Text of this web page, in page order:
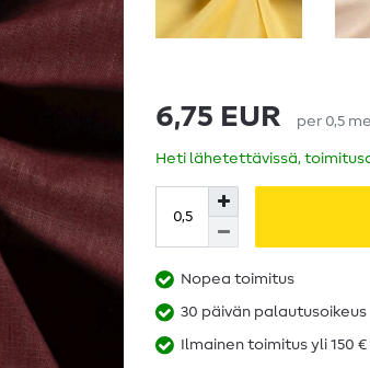
6,75 EUR per 0,5
Heti lähetettävissä,
Nopea toimitus
30 päivän palautusoikeus
Ilmainen toimitus yli 150